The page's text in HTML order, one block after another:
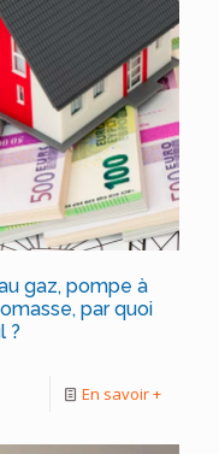
gaz, pompe à
par quoi
?
En savoir +